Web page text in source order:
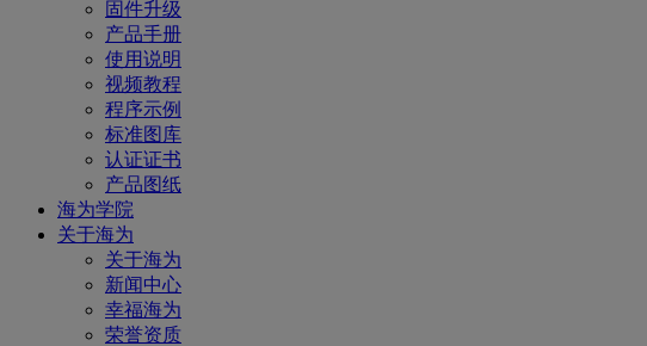
固件升级
产品手册
使用说明
视频教程
程序示例
标准图库
认证证书
产品图纸
海为学院
关于海为
关于海为
新闻中心
幸福海为
荣誉资质